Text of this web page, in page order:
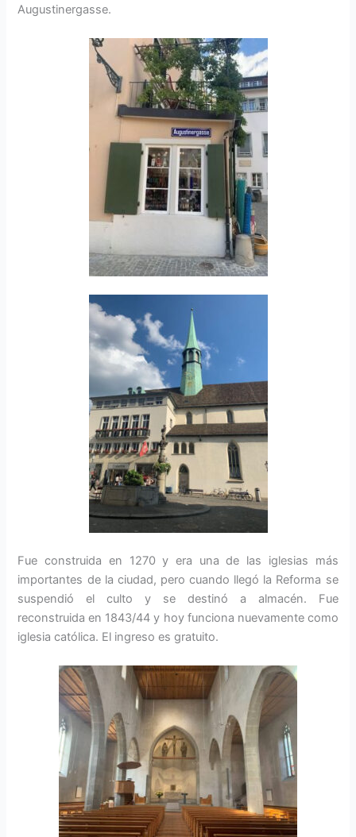
Augustinergasse.
Fue construida en 1270 y era una de las iglesias más
importantes de la ciudad, pero cuando llegó la Reforma se
suspendió el culto y se destinó a almacén. Fue
reconstruida en 1843/44 y hoy funciona nuevamente como
iglesia católica. El ingreso es gratuito.